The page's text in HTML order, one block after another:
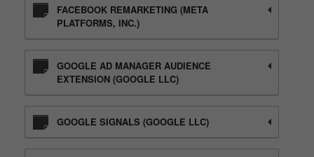
FACEBOOK REMARKETING (META
PLATFORMS, INC.)
GOOGLE AD MANAGER AUDIENCE
EXTENSION (GOOGLE LLC)
GOOGLE SIGNALS (GOOGLE LLC)